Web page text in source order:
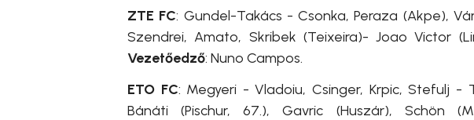
ZTE FC: Gundel-Takács - Csonka, Peraza (Akpe),
Szendrei, Amato, Skribek (Teixeira)- Joao Victor
Vezetőedző: Nuno Campos.
ETO FC: Megyeri - Vladoiu, Csinger, Krpic, Stefulj -
Bánáti (Pischur, 67.), Gavric (Huszár), Schön